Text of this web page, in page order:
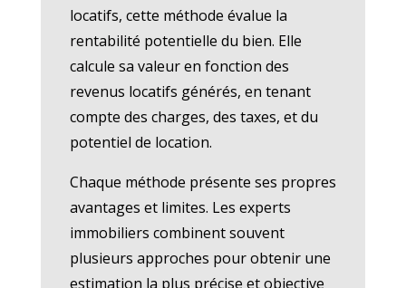
locatifs, cette méthode évalue la
rentabilité potentielle du bien. Elle
calcule sa valeur en fonction des
revenus locatifs générés, en tenant
compte des charges, des taxes, et du
potentiel de location.
Chaque méthode présente ses propres
avantages et limites. Les experts
immobiliers combinent souvent
plusieurs approches pour obtenir une
estimation la plus précise et objective